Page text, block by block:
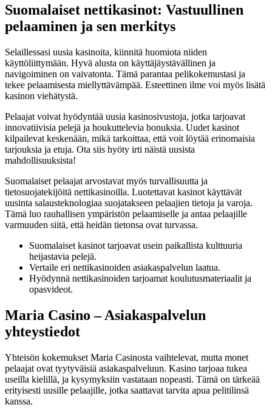
Suomalaiset nettikasinot: Vastuullinen
pelaaminen ja sen merkitys
Selaillessasi uusia kasinoita, kiinnitä huomiota niiden
käyttöliittymään. Hyvä alusta on käyttäjäystävällinen ja
navigoiminen on vaivatonta. Tämä parantaa pelikokemustasi ja
tekee pelaamisesta miellyttävämpää. Esteettinen ilme voi myös lisätä
kasinon viehätystä.
Pelaajat voivat hyödyntää uusia kasinosivustoja, jotka tarjoavat
innovatiivisia pelejä ja houkuttelevia bonuksia. Uudet kasinot
kilpailevat keskenään, mikä tarkoittaa, että voit löytää erinomaisia
tarjouksia ja etuja. Ota siis hyöty irti näistä uusista
mahdollisuuksista!
Suomalaiset pelaajat arvostavat myös turvallisuutta ja
tietosuojatekijöitä nettikasinoilla. Luotettavat kasinot käyttävät
uusinta salausteknologiaa suojatakseen pelaajien tietoja ja varoja.
Tämä luo rauhallisen ympäristön pelaamiselle ja antaa pelaajille
varmuuden siitä, että heidän tietonsa ovat turvassa.
Suomalaiset kasinot tarjoavat usein paikallista kulttuuria
heijastavia pelejä.
Vertaile eri nettikasinoiden asiakaspalvelun laatua.
Hyödynnä nettikasinoiden tarjoamat koulutusmateriaalit ja
opasvideot.
Maria Casino – Asiakaspalvelun
yhteystiedot
Yhteisön kokemukset Maria Casinosta vaihtelevat, mutta monet
pelaajat ovat tyytyväisiä asiakaspalveluun. Kasino tarjoaa tukea
useilla kielillä, ja kysymyksiin vastataan nopeasti. Tämä on tärkeää
erityisesti uusille pelaajille, jotka saattavat tarvita apua pelitilinsä
kanssa.